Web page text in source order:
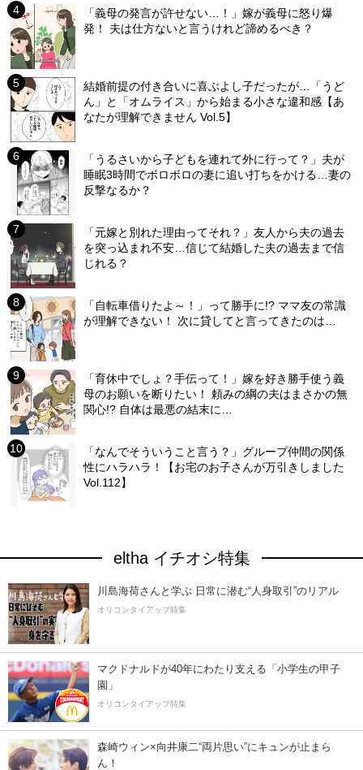
「義母の発言が許せない…！」嫁が義母に怒り爆
発！ 夫は仕方ないと言うけれど諦めるべき？
結婚前提の付き合いに喜ぶよし子だったが…「うど
ん」と「オムライス」から始まる小さな違和感【あ
なたが理解できません Vol.5】
「うるさいから子どもを連れて外に行って？」夫が
睡眠3時間でボロボロの妻に追い打ちをかける…妻の
反撃なるか？
「元嫁と別れた理由ってそれ？」友人から夫の過去
を突っ込まれ不安…信じて結婚した夫の過去まで信
じれる？
「自転車借りたよ～！」って勝手に!? ママ友の常識
が理解できない！ 次に貸してと言ってきたのは…
「育休中でしょ？手伝って！」嫁を好き勝手使う義
母のお願いを断りたい！ 頼みの綱の夫はまさかの無
関心!? 自体は最悪の結末に…
「なんでそういうこと言う？」グループ仲間の関係
性にハラハラ！【お宅のお子さんが万引きしました
Vol.112】
eltha イチオシ特集
川島海荷さんと学ぶ 日常に潜む“人身取引”のリアル
オリコンタイアップ特集
マクドナルドが40年にわたり支える「小学生の甲子
園」
オリコンタイアップ特集
森崎ウィン×向井康二“両片思い”にキュンが止まら
ん！